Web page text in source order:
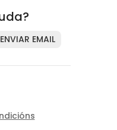
ENVIAR EMAIL